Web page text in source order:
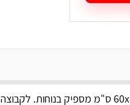
לזוג או לשלושה אנשים - שולחן בגודל 60x45 ס"מ מספיק בנוחות. לקבוצה